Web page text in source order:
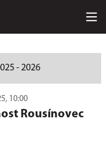
- 2026
10:00
Rousínovec